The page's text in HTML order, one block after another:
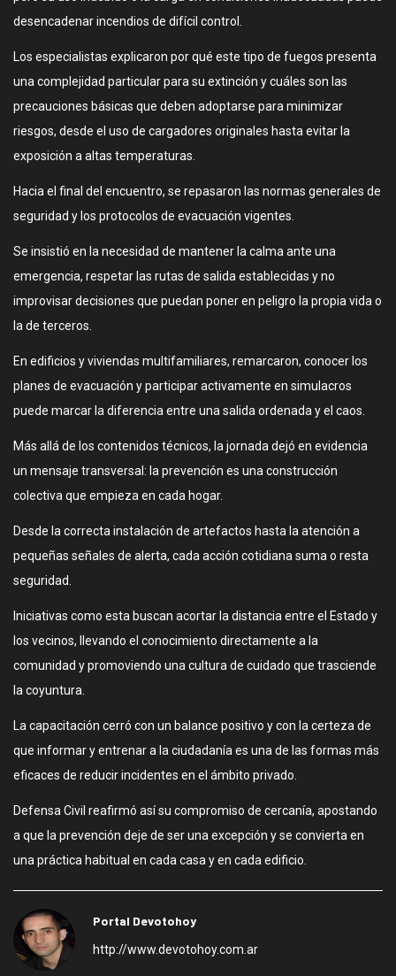
desencadenar incendios de difícil control.
Los especialistas explicaron por qué este tipo de fuegos presenta
una complejidad particular para su extinción y cuáles son las
precauciones básicas que deben adoptarse para minimizar
riesgos, desde el uso de cargadores originales hasta evitar la
exposición a altas temperaturas.
Hacia el final del encuentro, se repasaron las normas generales de
seguridad y los protocolos de evacuación vigentes.
Se insistió en la necesidad de mantener la calma ante una
emergencia, respetar las rutas de salida establecidas y no
improvisar decisiones que puedan poner en peligro la propia vida o
la de terceros.
En edificios y viviendas multifamiliares, remarcaron, conocer los
planes de evacuación y participar activamente en simulacros
puede marcar la diferencia entre una salida ordenada y el caos.
Más allá de los contenidos técnicos, la jornada dejó en evidencia
un mensaje transversal: la prevención es una construcción
colectiva que empieza en cada hogar.
Desde la correcta instalación de artefactos hasta la atención a
pequeñas señales de alerta, cada acción cotidiana suma o resta
seguridad.
Iniciativas como esta buscan acortar la distancia entre el Estado y
los vecinos, llevando el conocimiento directamente a la
comunidad y promoviendo una cultura de cuidado que trasciende
la coyuntura.
La capacitación cerró con un balance positivo y con la certeza de
que informar y entrenar a la ciudadanía es una de las formas más
eficaces de reducir incidentes en el ámbito privado.
Defensa Civil reafirmó así su compromiso de cercanía, apostando
a que la prevención deje de ser una excepción y se convierta en
una práctica habitual en cada casa y en cada edificio.
Portal Devotohoy
http://www.devotohoy.com.ar